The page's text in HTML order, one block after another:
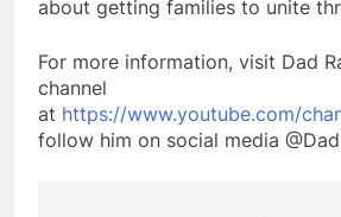
about getting families to unite
For more information, visit Dad
channel
at https://www.youtube.com/
follow him on social media